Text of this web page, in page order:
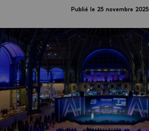
Publié le 25 novembre 2025